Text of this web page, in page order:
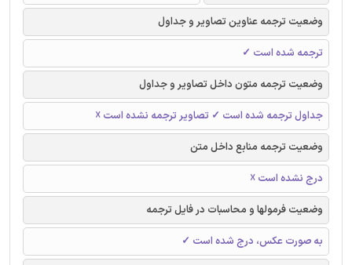
وضعیت ترجمه عناوین تصاویر و جداول
ترجمه شده است ✓
وضعیت ترجمه متون داخل تصاویر و جداول
جداول ترجمه شده است ✓ تصاویر ترجمه نشده است ☓
وضعیت ترجمه منابع داخل متن
درج نشده است ☓
وضعیت فرمولها و محاسبات در فایل ترجمه
به صورت عکس، درج شده است ✓